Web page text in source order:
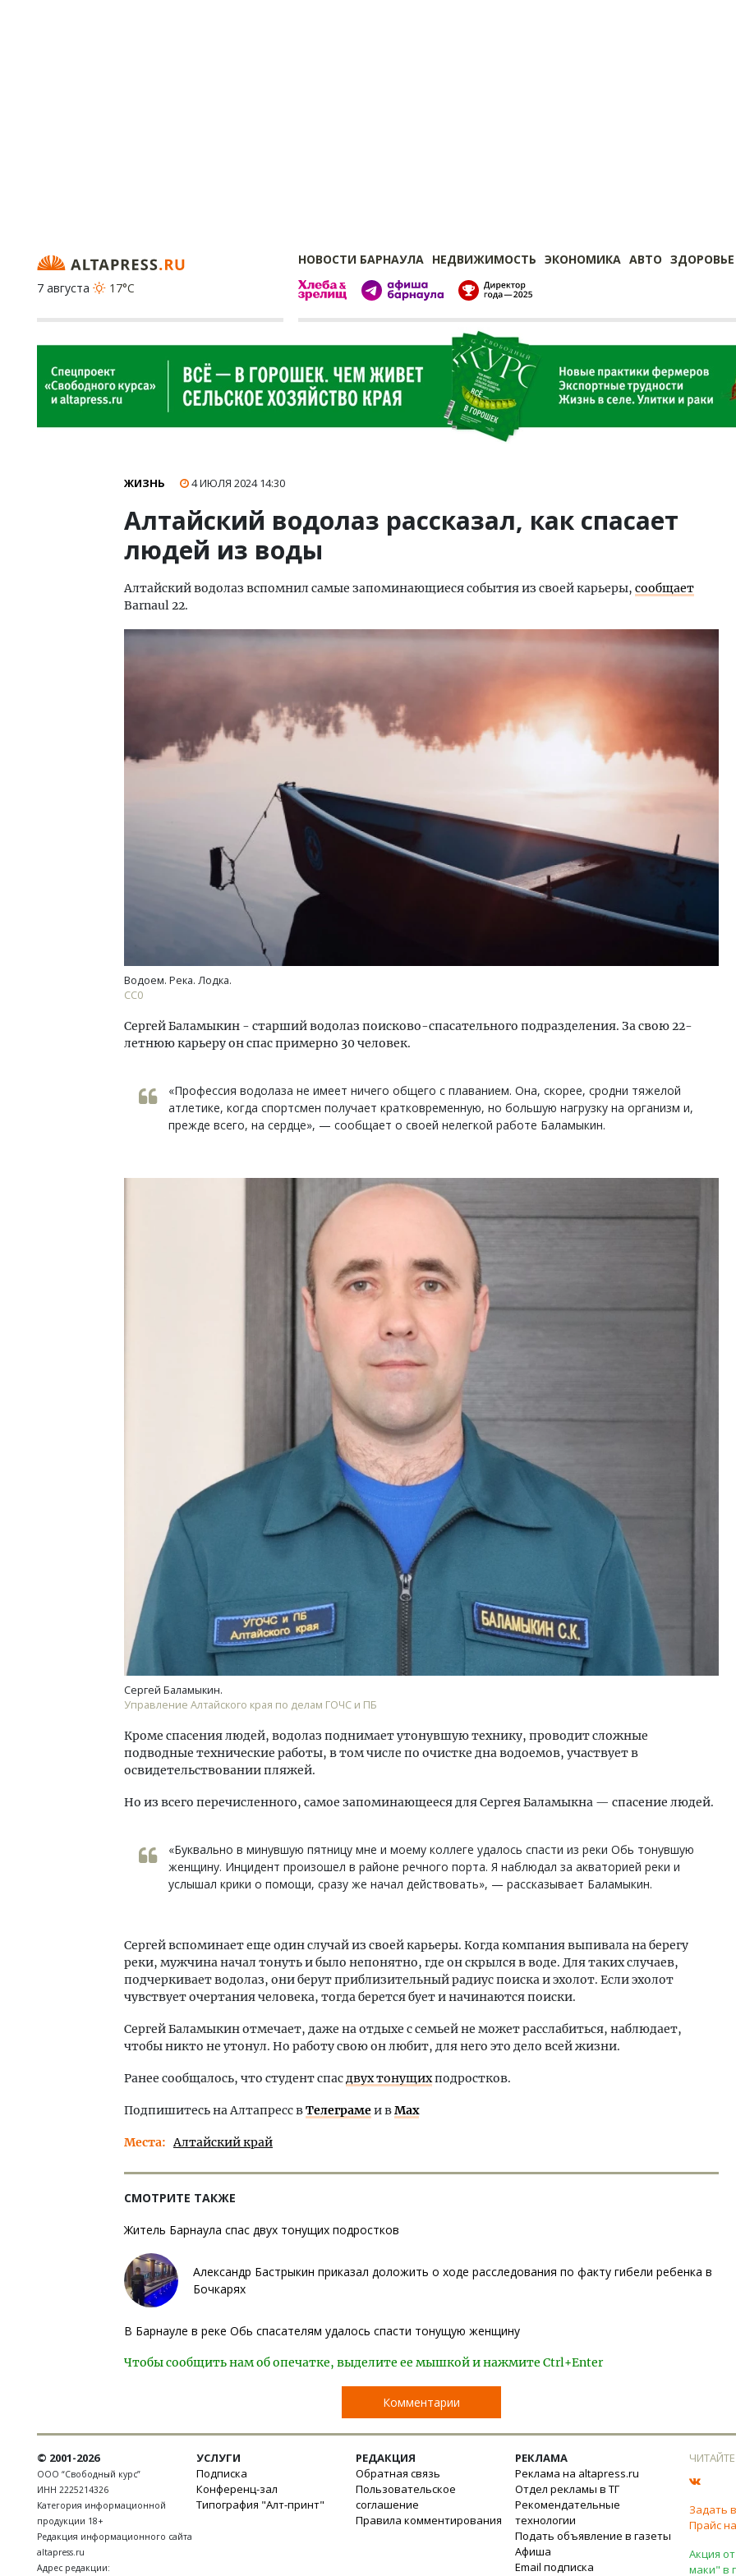
НОВОСТИ БАРНАУЛА НЕДВИЖИМОСТЬ ЭКОНОМИКА АВТО ЗДОРОВЬЕ
7 августа
17°C
ЖИЗНЬ 4 ИЮЛЯ 202414:30
Алтайский водолаз рассказал, как спасает
людей из воды
Алтайский водолаз вспомнил самые запоминающиеся события из своей карьеры, сообщает
Barnaul 22.
Водоем. Река. Лодка.
СС0
Сергей Баламыкин - старший водолаз поисково-спасательного подразделения. За свою 22-
летнюю карьеру он спас примерно 30 человек.
«Профессия водолаза не имеет ничего общего с плаванием. Она, скорее, сродни тяжелой
атлетике, когда спортсмен получает кратковременную, но большую нагрузку на организм и,
прежде всего, на сердце», — сообщает о своей нелегкой работе Баламыкин.
Сергей Баламыкин.
Управление Алтайского края по делам ГОЧС и ПБ
Кроме спасения людей, водолаз поднимает утонувшую технику, проводит сложные
подводные технические работы, в том числе по очистке дна водоемов, участвует в
освидетельствовании пляжей.
Но из всего перечисленного, самое запоминающееся для Сергея Баламыкна — спасение людей.
«Буквально в минувшую пятницу мне и моему коллеге удалось спасти из реки Обь тонувшую
женщину. Инцидент произошел в районе речного порта. Я наблюдал за акваторией реки и
услышал крики о помощи, сразу же начал действовать», — рассказывает Баламыкин.
Сергей вспоминает еще один случай из своей карьеры. Когда компания выпивала на берегу
реки, мужчина начал тонуть и было непонятно, где он скрылся в воде. Для таких случаев,
подчеркивает водолаз, они берут приблизительный радиус поиска и эхолот. Если эхолот
чувствует очертания человека, тогда берется бует и начинаются поиски.
Сергей Баламыкин отмечает, даже на отдыхе с семьей не может расслабиться, наблюдает,
чтобы никто не утонул. Но работу свою он любит, для него это дело всей жизни.
Ранее сообщалось, что студент спасдвух тонущихподростков.
Подпишитесь на Алтапресс вТелеграмеи вMax
Места Алтайский край
СМОТРИТЕ ТАКЖЕ
Житель Барнаула спас двух тонущих подростков
Александр Бастрыкин приказал доложить о ходе расследования по факту гибели ребенка в
Бочкарях
В Барнауле в реке Обь спасателям удалось спасти тонущую женщину
Чтобы сообщить нам об опечатке, выделите ее мышкой и нажмите Ctrl+Enter
Комментарии
Архитектурный код начинается с
земли. Мощение крупноформатными
Смелость архитектурных
Генеральный директор
ЗИАС — об эстетике
трендах в фасадах и
© 2001-2026
ООО “Свободный курс”
ИНН 2225214326
Категория информационной
продукции 18+
Редакция информационного сайта
altapress.ru
Адрес редакции:
УСЛУГИ
Подписка
Конференц-зал
Типография "Алт-принт"
РЕДАКЦИЯ
Обратная связь
Пользовательское
соглашение
Правила комментирования
РЕКЛАМА
Реклама на altapress.ru
Отдел рекламы в ТГ
Рекомендательные
технологии
Подать объявление в газеты
Афиша
Email подписка
Задать
Прайс
Акция
маки" в